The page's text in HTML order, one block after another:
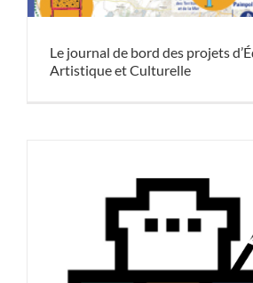
Le journal de bord des projets
Artistique et Culturelle